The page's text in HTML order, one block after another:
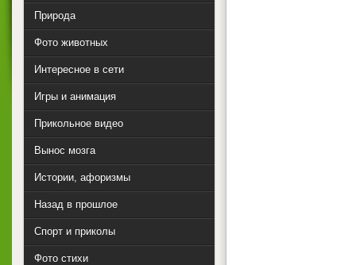
Природа
Фото животных
Интересное в сети
Игры и анимация
Прикольное видео
Вынос мозга
Истории, афоризмы
Назад в прошлое
Спорт и приколы
Фото стихи